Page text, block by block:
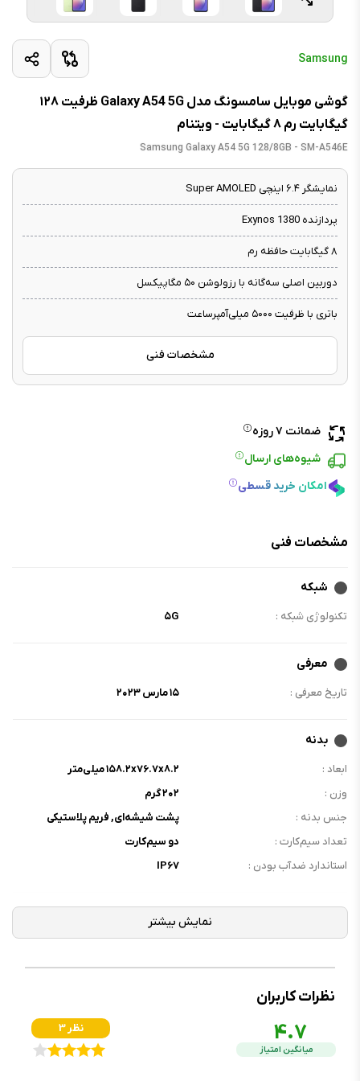
Samsung
گوشی موبایل سامسونگ مدل Galaxy A54 5G ظرفیت ۱۲۸
گیگابایت رم ۸ گیگابایت - ویتنام
Samsung Galaxy A54 5G 128/8GB - SM-A546E
نمایشگر ۶.۴ اینچی Super AMOLED
پردازنده Exynos 1380
۸ گیگابایت حافظه رم
دوربین اصلی سه‌گانه با رزولوشن ۵۰ مگاپیکسل
باتری با ظرفیت ۵۰۰۰ میلی‌آمپرساعت
مشخصات فنی
ضمانت ۷ روزه
شیوه‌های ارسال
امکان خرید قسطی
مشخصات فنی
شبکه
تکنولوژی شبکه : ۵G
معرفی
تاریخ معرفی : ۱۵ مارس ۲۰۲۳
بدنه
ابعاد :
۱۵۸.۲x۷۶.۷x۸.۲ میلی‌متر
وزن :
۲۰۲ گرم
جنس بدنه :
پشت شیشه‌ای, فریم پلاستیکی
تعداد سیم‌کارت :
دو سیم‌کارت
استاندارد ضدآب بودن :
IP۶۷
نوع نمایشگر :
Super AMOLED
اندازه نمایشگر :
۶.۴ اینچ
رزولوشن نمایشگر :
تراکم پیکسلی :
نظرات کاربران
4.7
میانگین امتیاز
3 نظر